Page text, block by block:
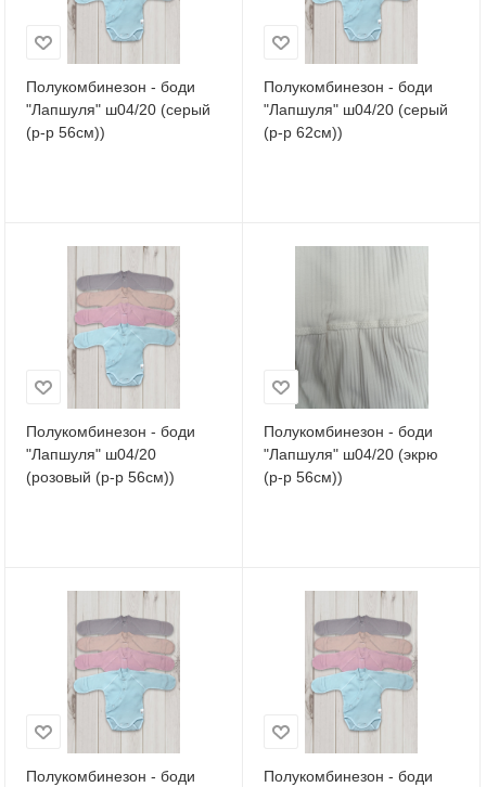
Полукомбинезон - боди
"Лапшуля" ш04/20 (серый
(р-р 56см))
Полукомбинезон - боди
"Лапшуля" ш04/20 (серый
(р-р 62см))
Полукомбинезон - боди
"Лапшуля" ш04/20
(розовый (р-р 56см))
Полукомбинезон - боди
"Лапшуля" ш04/20 (экрю
(р-р 56см))
Полукомбинезон - боди
Полукомбинезон - боди